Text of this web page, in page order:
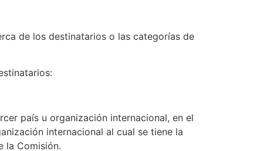
de los destinatarios o las categorías de
país u organización internacional, en el
internacional al cual se tiene la
la Comisión.